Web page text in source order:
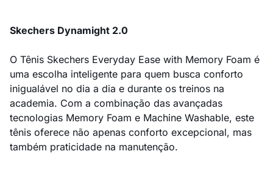
Skechers Dynamight 2.0
O Tênis Skechers Everyday Ease with Memory Foam é
uma escolha inteligente para quem busca conforto
inigualável no dia a dia e durante os treinos na
academia. Com a combinação das avançadas
tecnologias Memory Foam e Machine Washable, este
tênis oferece não apenas conforto excepcional, mas
também praticidade na manutenção.